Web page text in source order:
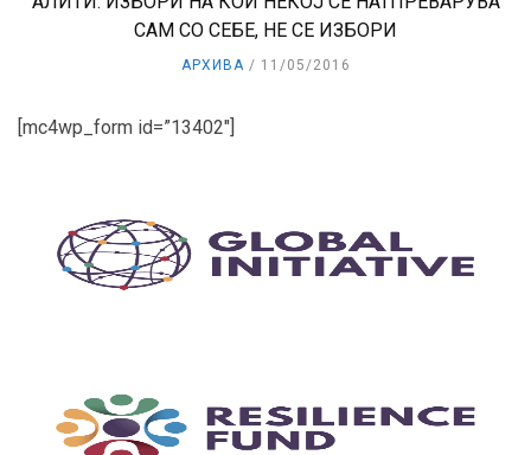
САМ СО СЕБЕ, НЕ СЕ ИЗБОРИ
АРХИВА 11/05/2016
[mc4wp_form id=”13402″]